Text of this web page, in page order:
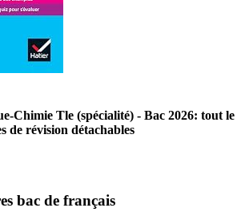
Chimie Tle (spécialité) - Bac 2026: tout le
de révision détachables
bac de français